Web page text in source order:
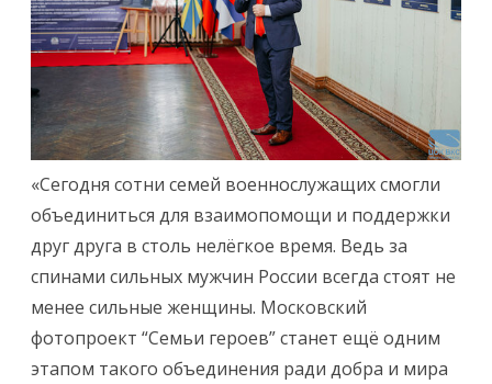
«Сегодня сотни семей военнослужащих смогли
объединиться для взаимопомощи и поддержки
друг друга в столь нелёгкое время. Ведь за
спинами сильных мужчин России всегда стоят не
менее сильные женщины. Московский
фотопроект “Семьи героев” станет ещё одним
этапом такого объединения ради добра и мира